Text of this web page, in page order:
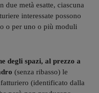
due metà esatte, ciascuna
interessate possono
o per uno o più moduli
degli spazi, al prezzo a
(senza ribasso) le
(identificato dalla